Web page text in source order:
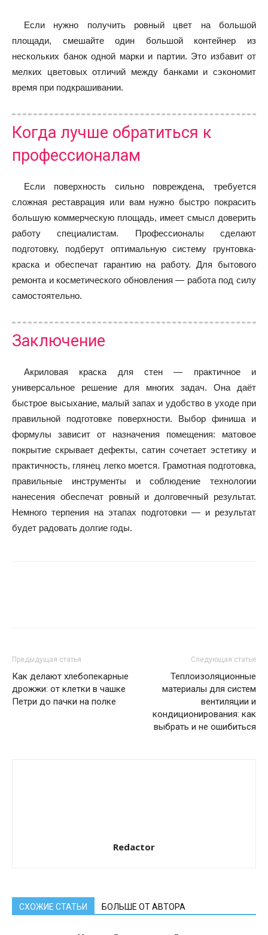
Если нужно получить ровный цвет на большой
площади, смешайте один большой контейнер из
нескольких банок одной марки и партии. Это избавит от
мелких цветовых отличий между банками и сэкономит
время при подкрашивании.
Когда лучше обратиться к
профессионалам
Если поверхность сильно повреждена, требуется
сложная реставрация или вам нужно быстро покрасить
большую коммерческую площадь, имеет смысл доверить
работу специалистам. Профессионалы сделают
подготовку, подберут оптимальную систему грунтовка-
краска и обеспечат гарантию на работу. Для бытового
ремонта и косметического обновления — работа под силу
самостоятельно.
Заключение
Акриловая краска для стен — практичное и
универсальное решение для многих задач. Она даёт
быстрое высыхание, малый запах и удобство в уходе при
правильной подготовке поверхности. Выбор финиша и
формулы зависит от назначения помещения: матовое
покрытие скрывает дефекты, сатин сочетает эстетику и
практичность, глянец легко моется. Грамотная подготовка,
правильные инструменты и соблюдение технологии
нанесения обеспечат ровный и долговечный результат.
Немного терпения на этапах подготовки — и результат
будет радовать долгие годы.
Предыдущая статья
Как делают хлебопекарные
дрожжи: от клетки в чашке
Петри до пачки на полке
Следующая статья
Теплоизоляционные
материалы для систем
вентиляции и
кондиционирования: как
выбрать и не ошибиться
Redactor
СХОЖИЕ СТАТЬИ БОЛЬШЕ ОТ АВТОРА